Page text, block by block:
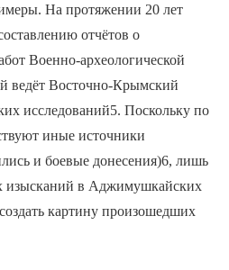
На протяжении 20 лет
отчётов о
Военно-археологической
ведёт Восточно-Крымский
исследований5. Поскольку по
иные источники
и боевые донесения)6, лишь
изысканий в Аджимушкайских
картину произошедших